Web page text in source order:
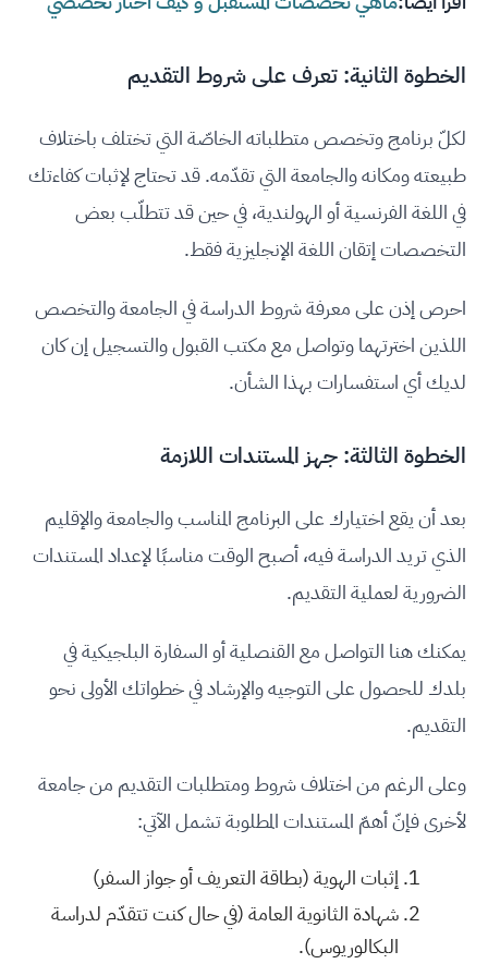
الخطوة الثانية: تعرف على شروط التقديم
لكلّ برنامج وتخصص متطلباته الخاصّة التي تختلف باختلاف
طبيعته ومكانه والجامعة التي تقدّمه. قد تحتاج لإثبات كفاءتك
في اللغة الفرنسية أو الهولندية، في حين قد تتطلّب بعض
التخصصات إتقان اللغة الإنجليزية فقط.
احرص إذن على معرفة شروط الدراسة في الجامعة والتخصص
اللذين اخترتهما وتواصل مع مكتب القبول والتسجيل إن كان
لديك أي استفسارات بهذا الشأن.
الخطوة الثالثة: جهز المستندات اللازمة
بعد أن يقع اختيارك على البرنامج المناسب والجامعة والإقليم
الذي تريد الدراسة فيه، أصبح الوقت مناسبًا لإعداد المستندات
الضرورية لعملية التقديم.
يمكنك هنا التواصل مع القنصلية أو السفارة البلجيكية في
بلدك للحصول على التوجيه والإرشاد في خطواتك الأولى نحو
التقديم.
وعلى الرغم من اختلاف شروط ومتطلبات التقديم من جامعة
لأخرى فإنّ أهمّ المستندات المطلوبة تشمل الآتي:
إثبات الهوية (بطاقة التعريف أو جواز السفر)
شهادة الثانوية العامة (في حال كنت تتقدّم لدراسة
البكالوريوس).